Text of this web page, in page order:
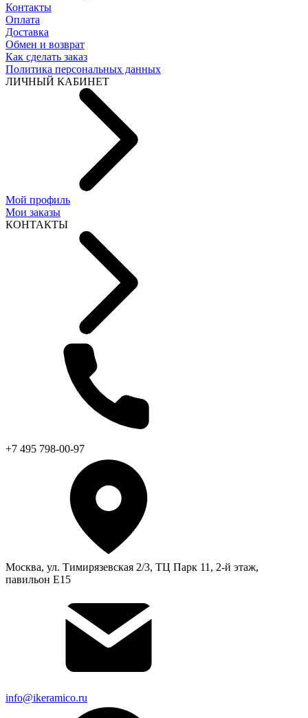
Контакты
Оплата
Доставка
Обмен и возврат
Как сделать заказ
Политика персональных данных
ЛИЧНЫЙ КАБИНЕТ
Мой профиль
Мои заказы
КОНТАКТЫ
+7 495 798-00-97
Москва, ул. Тимирязевская 2/3, ТЦ Парк 11, 2-й этаж,
павильон Е15
info@ikeramico.ru